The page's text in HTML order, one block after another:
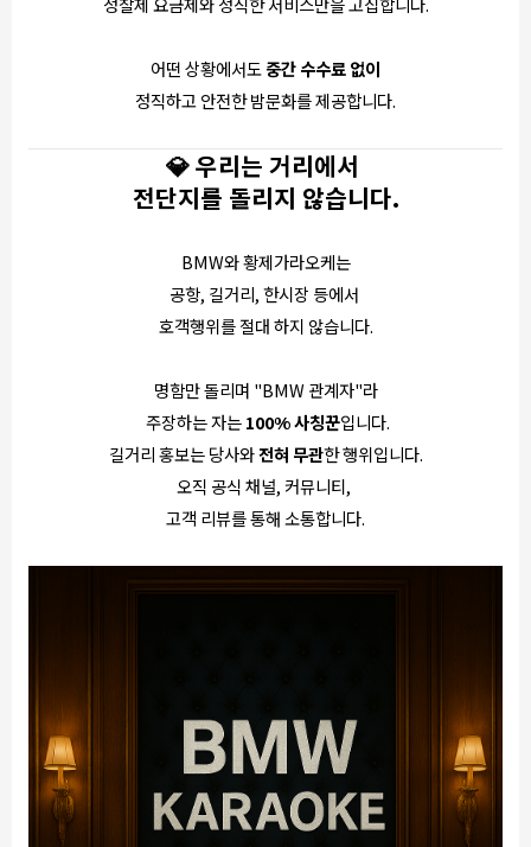
어떤 상황에서도중간 수수료 없이
정직하고 안전한 밤문화를 제공합니다.
💎 우리는 거리에서
전단지를 돌리지 않습니다.
BMW와 황제가라오케는
공항, 길거리, 한시장 등에서
호객행위를 절대 하지 않습니다.
명함만 돌리며 "BMW 관계자"라
주장하는 자는100% 사칭꾼입니다.
길거리 홍보는 당사와전혀 무관한 행위입니다.
오직 공식 채널, 커뮤니티,
고객 리뷰를 통해 소통합니다.